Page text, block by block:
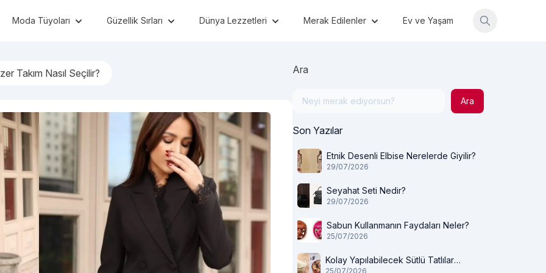
Moda Tüyoları Güzellik Sırları Dünya Lezzetleri Merak Edilenler Ev ve Yaşam
Takım Nasıl Seçilir? Ara
Ara
Son Yazılar
Etnik Desenli Elbise Nerelerde Giyilir?
29/07/2026
Seyahat Seti Nedir?
29/07/2026
Sabun Kullanmanın Faydaları Neler?
25/07/2026
Kolay Yapılabilecek Sütlü Tatlılar
25/07/2026